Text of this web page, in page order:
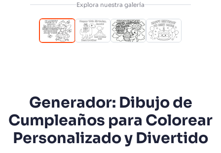
Explora nuestra galería
Generador: Dibujo de
Cumpleaños para Colorear
Personalizado y Divertido